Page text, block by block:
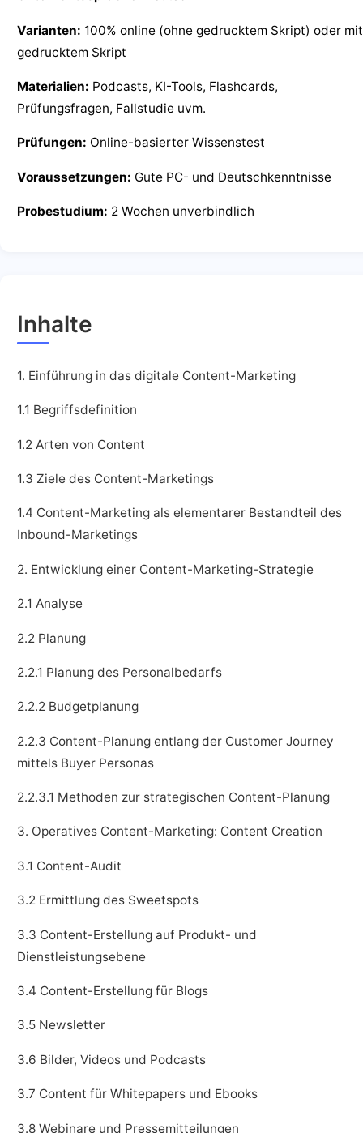
Varianten: 100% online (ohne gedrucktem Skript) oder mit
gedrucktem Skript
Materialien: Podcasts, KI-Tools, Flashcards,
Prüfungsfragen, Fallstudie uvm.
Prüfungen: Online-basierter Wissenstest
Voraussetzungen: Gute PC- und Deutschkenntnisse
Probestudium: 2 Wochen unverbindlich
Inhalte
1. Einführung in das digitale Content-Marketing
1.1 Begriffsdefinition
1.2 Arten von Content
1.3 Ziele des Content-Marketings
1.4 Content-Marketing als elementarer Bestandteil des
Inbound-Marketings
2. Entwicklung einer Content-Marketing-Strategie
2.1 Analyse
2.2 Planung
2.2.1 Planung des Personalbedarfs
2.2.2 Budgetplanung
2.2.3 Content-Planung entlang der Customer Journey
mittels Buyer Personas
2.2.3.1 Methoden zur strategischen Content-Planung
3. Operatives Content-Marketing: Content Creation
3.1 Content-Audit
3.2 Ermittlung des Sweetspots
3.3 Content-Erstellung auf Produkt- und
Dienstleistungsebene
3.4 Content-Erstellung für Blogs
3.5 Newsletter
3.6 Bilder, Videos und Podcasts
3.7 Content für Whitepapers und Ebooks
3.8 Webinare und Pressemitteilungen